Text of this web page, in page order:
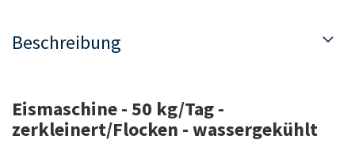
Beschreibung
Eismaschine - 50 kg/Tag -
zerkleinert/Flocken - wassergekühlt